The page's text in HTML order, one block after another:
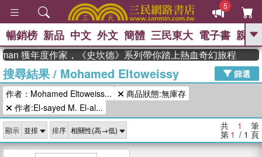
5
GO
熱搜： 東野圭吾 、 高希均教授回憶錄
、 The Odyssey 、 父親節 、 如果歷
史是一群喵 、 暑期推薦
登輝時代 、 數學女孩：黎曼猜想 、
偉大的迷走神經
暢銷榜 新品 中文 外文 簡體 三民東大 電子書 親子
獲年度作家，《史坎德》系列帶你踏上熱血奇幻旅程
搜尋結果/ Mohamed Eltoweissy
篩選
作者：Mohamed Eltoweiss...
商品狀態:無庫存
作者:El-sayed M. El-al...
顯示 排序 共 1 筆
第 1 / 1 頁